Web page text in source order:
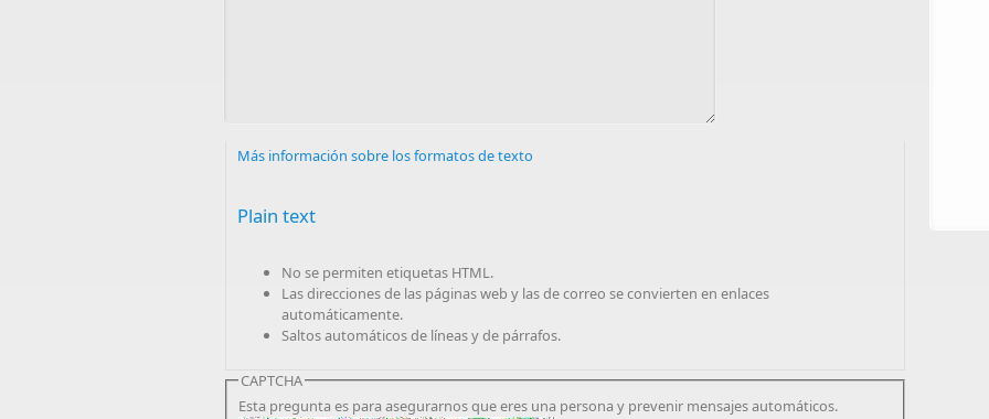
Más información sobre los formatos de texto
Plain text
No se permiten etiquetas HTML.
Las direcciones de las páginas web y las de correo se convierten en enlaces
automáticamente.
Saltos automáticos de líneas y de párrafos.
CAPTCHA
Esta pregunta es para asegurarnos que eres una persona y prevenir mensajes automáticos.